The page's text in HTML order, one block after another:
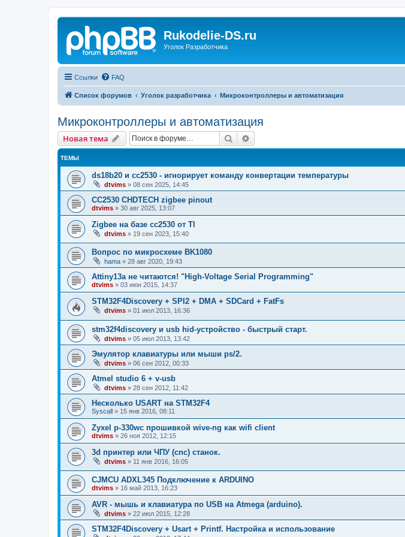
Rukodelie-DS.ru
Уголок Разработчика
Ссылки FAQ
Список форумов Уголок разработчика Микроконтроллеры и автоматизация
Микроконтроллеры и автоматизация
Новая тема Поиск
ТЕМЫ
ds18b20 и сс2530 - игнорирует команду конвертации температуры
dtvims » 08 сен 2025, 14:45
CC2530 CHDTECH zigbee pinout
dtvims » 30 авг 2025, 13:07
Zigbee на базе cc2530 от TI
dtvims » 19 сен 2023, 15:40
Вопрос по микросхеме BK1080
hama » 28 авг 2020, 19:43
Attiny13a не читаются! "High-Voltage Serial Programming"
dtvims » 03 июн 2015, 14:37
STM32F4Discovery + SPI2 + DMA + SDCard + FatFs
dtvims » 01 июл 2013, 16:36
stm32f4discovery и usb hid-устройство - быстрый старт.
dtvims » 05 июл 2013, 13:42
Эмулятор клавиатуры или мыши ps/2.
dtvims » 06 сен 2012, 00:33
Atmel studio 6 + v-usb
dtvims » 28 сен 2012, 11:42
Несколько USART на STM32F4
Syscall » 15 янв 2016, 08:11
Zyxel p-330wс прошивкой wive-ng как wifi client
dtvims » 26 ноя 2012, 12:15
3d принтер или ЧПУ (cnc) станок.
dtvims » 11 янв 2016, 16:05
CJMCU ADXL345 Подключение к ARDUINO
dtvims » 16 май 2013, 16:23
AVR - мышь и клавиатура по USB на Atmega (arduino).
dtvims » 22 июл 2015, 12:28
STM32F4Discovery + Usart + Printf. Настройка и использование